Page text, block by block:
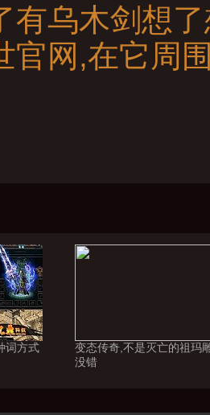
有乌木剑想
官网,在它周
词方式
变态传奇,不是灭亡的祖玛
没错